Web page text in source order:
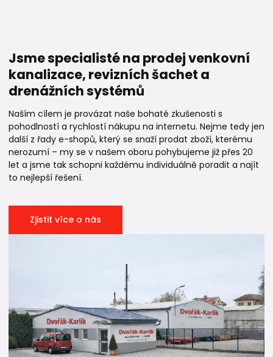
Jsme specialisté na prodej venkovní
kanalizace, revizních šachet a
drenážních systémů
Naším cílem je provázat naše bohaté zkušenosti s
pohodlností a rychlostí nákupu na internetu. Nejme tedy jen
další z řady e-shopů, který se snaží prodat zboží, kterému
nerozumí – my se v našem oboru pohybujeme již přes 20
let a jsme tak schopni každému individuálně poradit a najít
to nejlepší řešení.
Zjistit více o nás